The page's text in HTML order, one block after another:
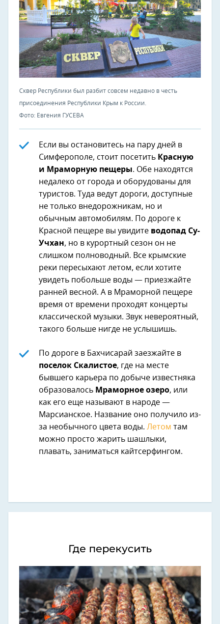
Сквер Республики был разбит совсем недавно в честь
присоединения Республики Крым к России.
Фото: Евгения ГУСЕВА
Если вы остановитесь на пару дней в
Симферополе, стоит посетить Красную
и Мраморную пещеры. Обе находятся
недалеко от города и оборудованы для
туристов. Туда ведут дороги, доступные
не только внедорожникам, но и
обычным автомобилям. По дороге к
Красной пещере вы увидите водопад Су-
Учхан, но в курортный сезон он не
слишком полноводный. Все крымские
реки пересыхают летом, если хотите
увидеть побольше воды — приезжайте
ранней весной. А в Мраморной пещере
время от времени проходят концерты
классической музыки. Звук невероятный,
такого больше нигде не услышишь.
По дороге в Бахчисарай заезжайте в
поселок Скалистое, где на месте
бывшего карьера по добыче известняка
образовалось Мраморное озеро, или
как его еще называют в народе —
Марсианское. Название оно получило из-
за необычного цвета воды. Летом там
можно просто жарить шашлыки,
плавать, заниматься кайтсерфингом.
Где перекусить